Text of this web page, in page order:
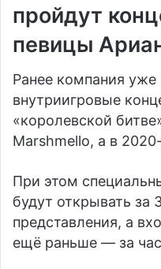
пройдут
певицы
Ранее компания
внутриигровые
«королевской
Marshmello, а в
При этом
будут открывать за
представления, а
ещё раньше — за час